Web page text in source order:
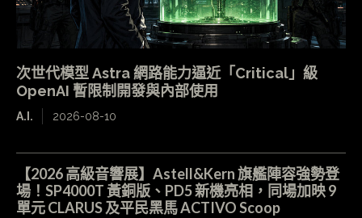
次世代模型 Astra 網路能力逼近「Critical」級
OpenAI 暫限制開發與內部使用
A.I. 2026-08-10
【2026 高級音響展】Astell&Kern 旗艦陣容強勢登
場！SP4000T 黃銅版、PD5 新機亮相，同場加映 9
單元 CLARUS 及平民黑馬 ACTIVO Scoop